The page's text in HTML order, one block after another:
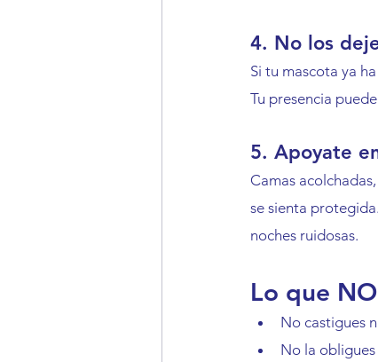
4. No los
Si tu mascota ya
Tu presencia
5. Apoyate
Camas
se sienta
noches ruidosas.
Lo que
No castigues
No la